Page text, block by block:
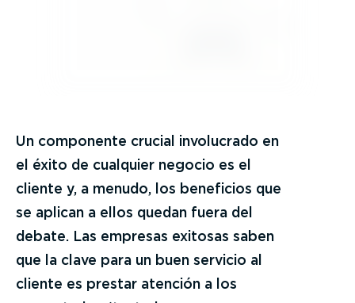
Un componente crucial involucrado en
el éxito de cualquier negocio es el
cliente y, a menudo, los beneficios que
se aplican a ellos quedan fuera del
debate. Las empresas exitosas saben
que la clave para un buen servicio al
cliente es prestar atención a los